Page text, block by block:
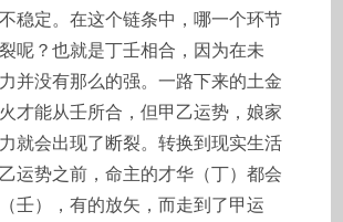
稳定。在这个链条中，哪一个环节
呢？也就是丁壬相合，因为在未
并没有那么的强。一路下来的土金
才能从壬所合，但甲乙运势，娘家
就会出现了断裂。转换到现实生活
运势之前，命主的才华（丁）都会
壬），有的放矢，而走到了甲运